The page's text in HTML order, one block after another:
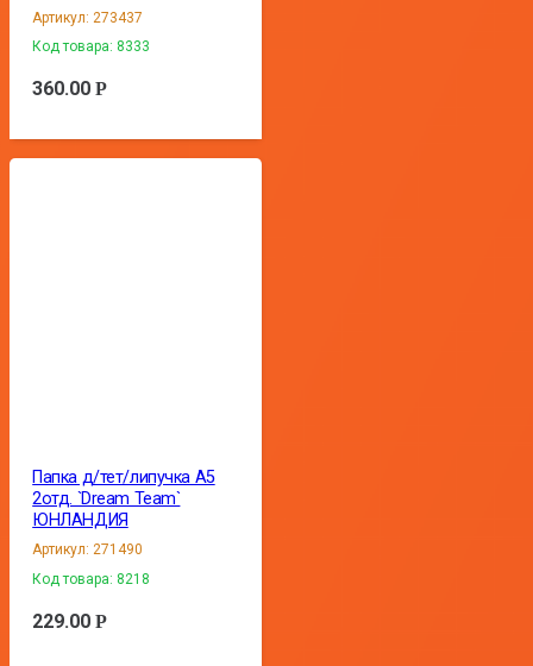
Артикул: 273437
Код товара: 8333
360.00Р
Папка д/тет/липучка А5
2отд. `Dream Team`
ЮНЛАНДИЯ
Артикул:271490
Код товара: 8218
229.00Р